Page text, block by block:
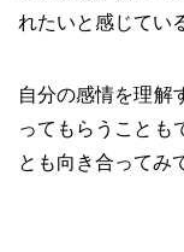
れたいと感じてい
自分の感情を理解
ってもらうことも
とも向き合ってみ